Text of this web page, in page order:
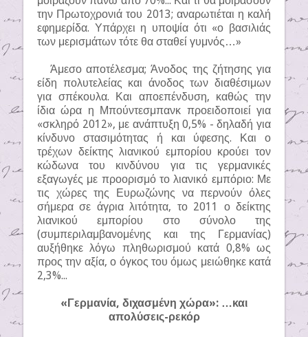
την Πρωτοχρονιά του 2013; αναρωτιέται η καλή
εφημερίδα. Υπάρχει η υποψία ότι «ο βασιλιάς
των μερισμάτων τότε θα σταθεί γυμνός…»
Άμεσο αποτέλεσμα; Άνοδος της ζήτησης για
είδη πολυτελείας και άνοδος των διαθέσιμων
για σπέκουλα. Και αποεπένδυση, καθώς την
ίδια ώρα η Μπούντεσμπανκ προειδοποιεί για
«σκληρό 2012», με ανάπτυξη 0,5% - δηλαδή για
κίνδυνο στασιμότητας ή και ύφεσης. Και ο
τρέχων δείκτης λιανικού εμπορίου κρούει τον
κώδωνα του κινδύνου για τις γερμανικές
εξαγωγές με προορισμό το λιανικό εμπόριο: Με
τις χώρες της Ευρωζώνης να περνούν όλες
σήμερα σε άγρια λιτότητα, το 2011 ο δείκτης
λιανικού εμπορίου στο σύνολο της
(συμπεριλαμβανομένης και της Γερμανίας)
αυξήθηκε λόγω πληθωρισμού κατά 0,8% ως
προς την αξία, ο όγκος του όμως μειώθηκε κατά
2,3%...
«Γερμανία, διχασμένη χώρα»: …και
απολύσεις-ρεκόρ